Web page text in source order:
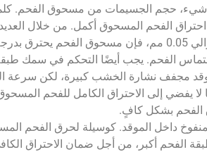
شيء، حجم الجسيمات من مسحوق الفحم.
احتراق الفحم المسحوق أكمل. من خلال
كافية.
الفحم. يجب أيضًا التحكم في سمك
مجفف نشارة الخشب كبيرة، لكن سرعة
بشكل كافٍ.
داخل الموقد. كوسيلة لحرق الفحم
الفحم أكبر، من أجل ضمان الاحتراق